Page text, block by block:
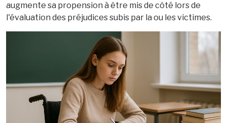
augmente sa propension à être mis de côté lors de
l'évaluation des préjudices subis par la ou les victimes.